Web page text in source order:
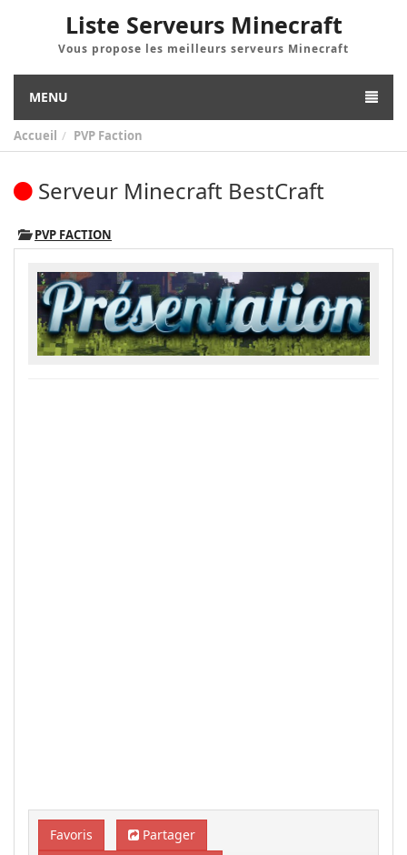
Liste Serveurs Minecraft
Vous propose les meilleurs serveurs Minecraft
MENU
Accueil PVP Faction
Serveur Minecraft BestCraft
PVP FACTION
Favoris
Partager